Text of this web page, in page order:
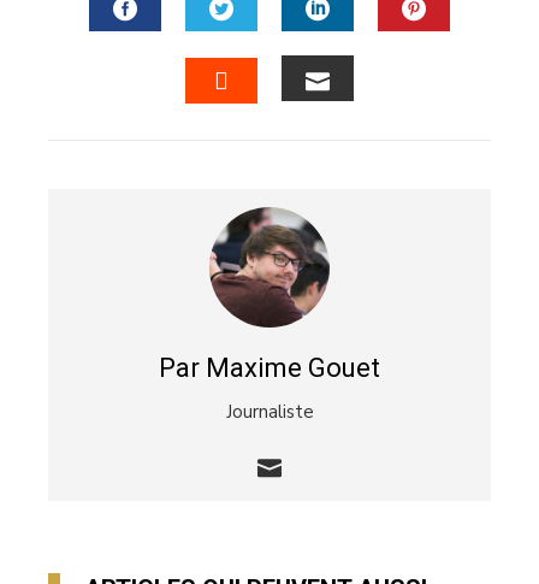
FACEBOOKTWITTERLINKEDIN
Par Maxime Gouet
Journaliste